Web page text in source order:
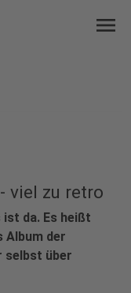
menu
viel zu retro
da. Es heißt
Album der
selbst über